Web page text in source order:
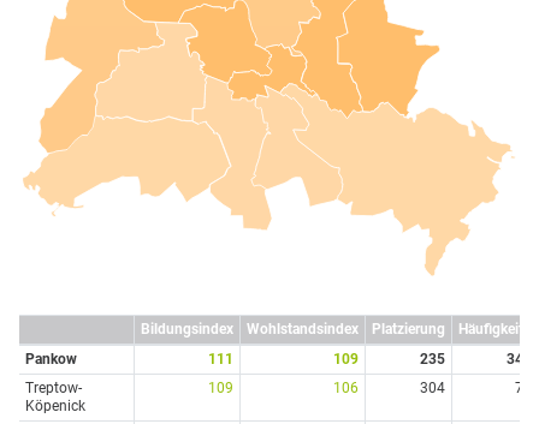
Bildungsindex Wohlstandsindex Platzierung Häufigkeit
Pankow
111 109 235
34
Treptow-
Köpenick
109 106 304 7